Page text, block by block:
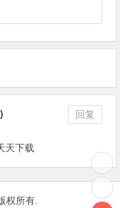
回复
天下载
权所有.